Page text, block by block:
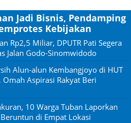
Jadi Bisnis, Pendamping
Kebijakan
Rp2,5 Miliar, DPUTR Pati Segera
Jalan Godo-Sinomwidodo
Alun-alun Kembangjoyo di HUT
Aspirasi Rakyat Beri
10 Warga Tuban Laporkan
di Empat Lokasi